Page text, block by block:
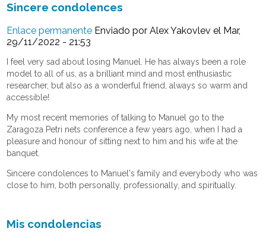
Sincere condolences
Enlace permanente Enviado porAlex Yakovlev el Mar,
29/11/2022 - 21:53
I feel very sad about losing Manuel. He has always been a role
model to all of us, as a brilliant mind and most enthusiastic
researcher, but also as a wonderful friend, always so warm and
accessible!
My most recent memories of talking to Manuel go to the
Zaragoza Petri nets conference a few years ago, when I had a
pleasure and honour of sitting next to him and his wife at the
banquet.
Sincere condolences to Manuel's family and everybody who was
close to him, both personally, professionally, and spiritually.
Mis condolencias